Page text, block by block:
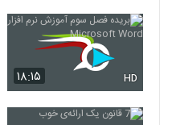
۱۸:۱۵ HD